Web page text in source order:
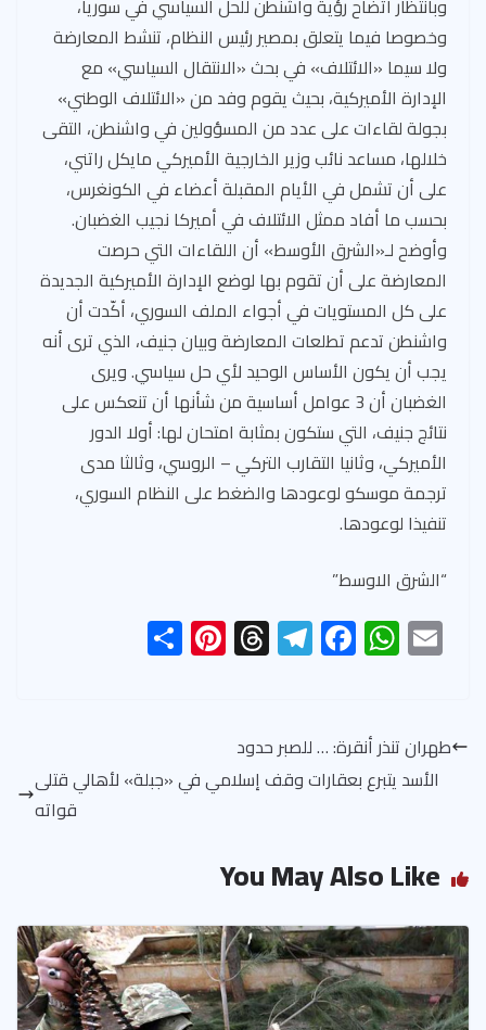
وخصوصا فيما يتعلق بمصير رئيس النظام، تنشط المعارضة
ولا سيما «الائتلاف» في بحث «الانتقال السياسي» مع
الإدارة الأميركية، بحيث يقوم وفد من «الائتلاف الوطني»
بجولة لقاءات على عدد من المسؤولين في واشنطن، التقى
خلالها، مساعد نائب وزير الخارجية الأميركي مايكل راتني،
على أن تشمل في الأيام المقبلة أعضاء في الكونغرس،
بحسب ما أفاد ممثل الائتلاف في أميركا نجيب الغضبان.
وأوضح لـ«الشرق الأوسط» أن اللقاءات التي حرصت
المعارضة على أن تقوم بها لوضع الإدارة الأميركية الجديدة
على كل المستويات في أجواء الملف السوري، أكّدت أن
واشنطن تدعم تطلعات المعارضة وبيان جنيف، الذي ترى أنه
يجب أن يكون الأساس الوحيد لأي حل سياسي. ويرى
الغضبان أن 3 عوامل أساسية من شأنها أن تنعكس على
نتائج جنيف، التي ستكون بمثابة امتحان لها: أولا الدور
الأميركي، وثانيا التقارب التركي – الروسي، وثالثا مدى
ترجمة موسكو لوعودها والضغط على النظام السوري،
تنفيذا لوعودها.
“الشرق الاوسط”
E
m
W
h
s
A
p
F
ac
b
o
ok
Te
le
a
m
T
hr
Pi
nt
t
طهران تنذر أنقرة: … للصبر حدود
الأسد يتبرع بعقارات وقف إسلامي في «جبلة» لأهالي قتلى
قواته
You May Also Like